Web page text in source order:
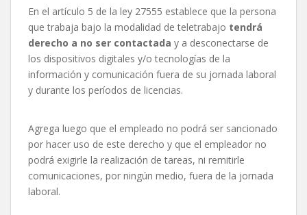
En el artículo 5 de la ley 27555 establece que la persona
que trabaja bajo la modalidad de teletrabajo tendrá
derecho a no ser contactada y a desconectarse de
los dispositivos digitales y/o tecnologías de la
información y comunicación fuera de su jornada laboral
y durante los períodos de licencias.
Agrega luego que el empleado no podrá ser sancionado
por hacer uso de este derecho y que el empleador no
podrá exigirle la realización de tareas, ni remitirle
comunicaciones, por ningún medio, fuera de la jornada
laboral.